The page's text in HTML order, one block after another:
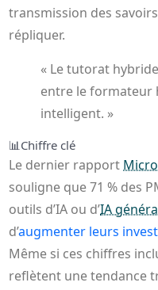
transmission des
répliquer.
« Le tutorat
entre le formateur
intelligent. »
📊 Chiffre clé
Le dernier rapport
souligne que 71 % des
outils d’IA ou d’IA
d’augmenter leurs
Même si ces chiffres
reflètent une tendance